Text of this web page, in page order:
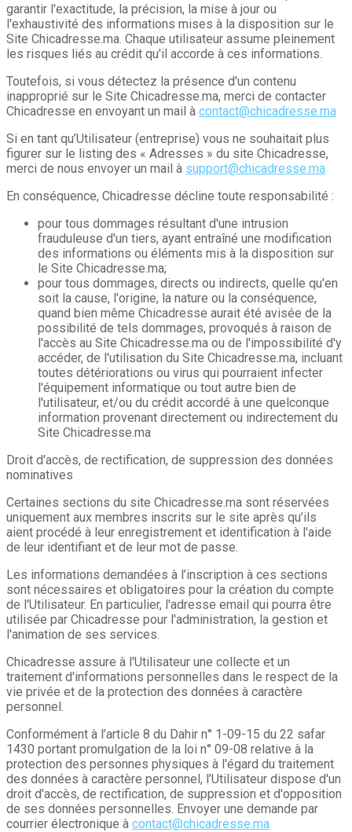
garantir l'exactitude, la précision, la mise à jour ou
l'exhaustivité des informations mises à la disposition sur le
Site Chicadresse.ma. Chaque utilisateur assume pleinement
les risques liés au crédit qu'il accorde à ces informations.
Toutefois, si vous détectez la présence d'un contenu
inapproprié sur le Site Chicadresse.ma, merci de contacter
Chicadresse en envoyant un mail à contact@chicadresse.ma
Si en tant qu’Utilisateur (entreprise) vous ne souhaitait plus
figurer sur le listing des « Adresses » du site Chicadresse,
merci de nous envoyer un mail à support@chicadresse.ma
En conséquence, Chicadresse décline toute responsabilité :
pour tous dommages résultant d'une intrusion
frauduleuse d'un tiers, ayant entraîné une modification
des informations ou éléments mis à la disposition sur
le Site Chicadresse.ma;
pour tous dommages, directs ou indirects, quelle qu'en
soit la cause, l'origine, la nature ou la conséquence,
quand bien même Chicadresse aurait été avisée de la
possibilité de tels dommages, provoqués à raison de
l'accès au Site Chicadresse.ma ou de l'impossibilité d'y
accéder, de l'utilisation du Site Chicadresse.ma, incluant
toutes détériorations ou virus qui pourraient infecter
l'équipement informatique ou tout autre bien de
l'utilisateur, et/ou du crédit accordé à une quelconque
information provenant directement ou indirectement du
Site Chicadresse.ma
Droit d'accès, de rectification, de suppression des données
nominatives
Certaines sections du site Chicadresse.ma sont réservées
uniquement aux membres inscrits sur le site après qu’ils
aient procédé à leur enregistrement et identification à l'aide
de leur identifiant et de leur mot de passe.
Les informations demandées à l’inscription à ces sections
sont nécessaires et obligatoires pour la création du compte
de l'Utilisateur. En particulier, l'adresse email qui pourra être
utilisée par Chicadresse pour l'administration, la gestion et
l'animation de ses services.
Chicadresse assure à l'Utilisateur une collecte et un
traitement d'informations personnelles dans le respect de la
vie privée et de la protection des données à caractère
personnel.
Conformément à l’article 8 du Dahir n° 1-09-15 du 22 safar
1430 portant promulgation de la loi n° 09-08 relative à la
protection des personnes physiques à l'égard du traitement
des données à caractère personnel, l’Utilisateur dispose d'un
droit d'accès, de rectification, de suppression et d'opposition
de ses données personnelles. Envoyer une demande par
courrier électronique à contact@chicadresse.ma